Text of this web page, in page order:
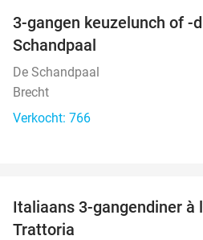
3-gangen keuzelunch of -
Schandpaal
De Schandpaal
Brecht
Verkocht: 766
Italiaans 3-gangendiner à
Trattoria